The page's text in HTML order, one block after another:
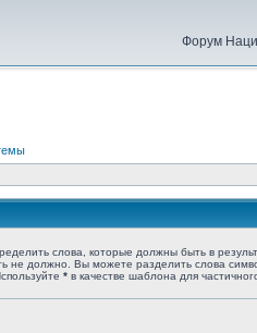
Форум
слова, которые должны быть в
не должно. Вы можете разделить слова
* в качестве шаблона для